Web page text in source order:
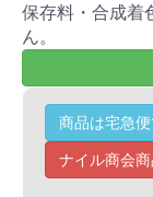
保存料・合成着
ん。
商品は宅急便
ナイル商会